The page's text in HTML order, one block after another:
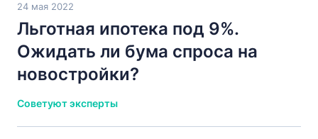
24 мая 2022
Льготная ипотека под 9%.
Ожидать ли бума спроса на
новостройки?
Советуют эксперты